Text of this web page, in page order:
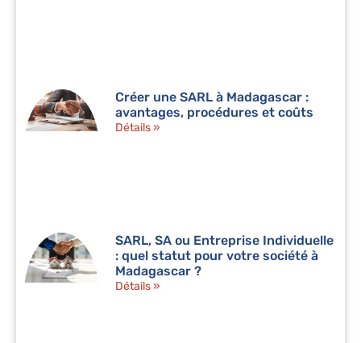
Créer une SARL à Madagascar :
avantages, procédures et coûts
Détails »
SARL, SA ou Entreprise Individuelle
: quel statut pour votre société à
Madagascar ?
Détails »